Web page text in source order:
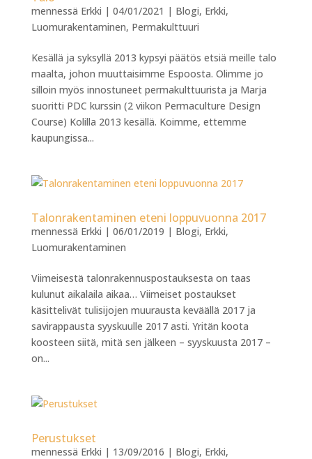
mennessä Erkki | 04/01/2021 | Blogi, Erkki,
Luomurakentaminen, Permakulttuuri
Kesällä ja syksyllä 2013 kypsyi päätös etsiä meille talo
maalta, johon muuttaisimme Espoosta. Olimme jo
silloin myös innostuneet permakulttuurista ja Marja
suoritti PDC kurssin (2 viikon Permaculture Design
Course) Kolilla 2013 kesällä. Koimme, ettemme
kaupungissa...
Talonrakentaminen eteni loppuvuonna 2017
mennessä Erkki | 06/01/2019 | Blogi, Erkki,
Luomurakentaminen
Viimeisestä talonrakennuspostauksesta on taas
kulunut aikalaila aikaa… Viimeiset postaukset
käsittelivät tulisijojen muurausta keväällä 2017 ja
savirappausta syyskuulle 2017 asti. Yritän koota
koosteen siitä, mitä sen jälkeen – syyskuusta 2017 –
on...
Perustukset
mennessä Erkki | 13/09/2016 | Blogi, Erkki,